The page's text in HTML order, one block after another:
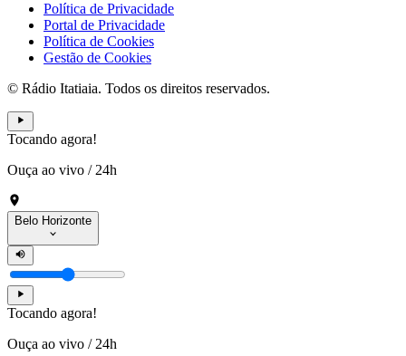
Política de Privacidade
Portal de Privacidade
Política de Cookies
Gestão de Cookies
© Rádio Itatiaia. Todos os direitos reservados.
Tocando agora!
Ouça ao vivo /24h
Belo Horizonte
Tocando agora!
Ouça ao vivo /24h